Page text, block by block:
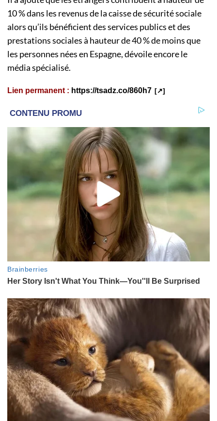
10 % dans les revenus de la caisse de sécurité sociale
alors qu’ils bénéficient des services publics et des
prestations sociales à hauteur de 40 % de moins que
les personnes nées en Espagne, dévoile encore le
média spécialisé.
Lien permanent : https://tsadz.co/860h7